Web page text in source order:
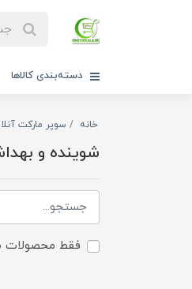
دسته‌بندی کالاها
خانه سوپر مارکت
شوینده و
فقط محصولات